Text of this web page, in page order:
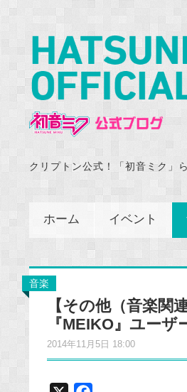
クリプトン公式！「初音ミク」
ホーム イベント
音楽
【その他（音楽関
『MEIKO』ユー
2014年11月5日 18:00